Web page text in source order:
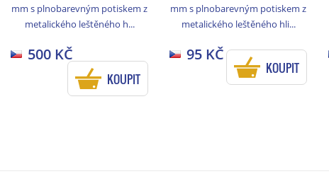
mm s plnobarevným potiskem z
metalického leštěného h...
500 KČ
KOUPIT
mm s plnobarevným potiskem z
metalického leštěného hli...
95 KČ
KOUPIT